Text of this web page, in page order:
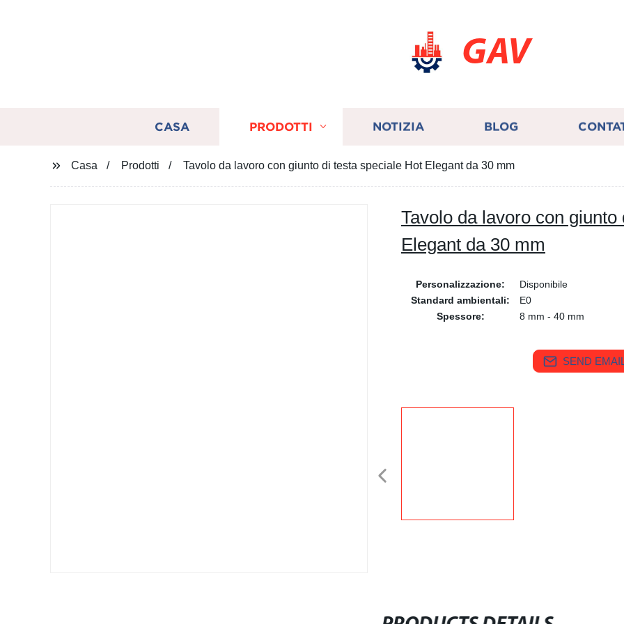
GAV
CASA PRODOTTI NOTIZIA BLOG
Casa Prodotti Tavolo da lavoro con giunto di testa speciale Hot Elegant da 30 mm
Tavolo da lavoro con
Elegant da 30 mm
Personalizzazione:
Disponibile
Standard ambientali:
E0
Spessore:
8 mm - 40 mm
SEND